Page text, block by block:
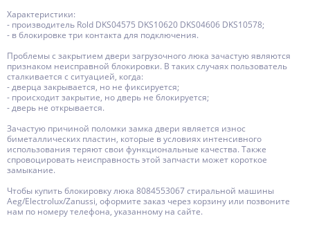
Характеристики:
- производитель Rold DKS04575 DKS10620 DKS04606 DKS10578;
- в блокировке три контакта для подключения.
Проблемы с закрытием двери загрузочного люка зачастую являются
признаком неисправной блокировки. В таких случаях пользователь
сталкивается с ситуацией, когда:
- дверца закрывается, но не фиксируется;
- происходит закрытие, но дверь не блокируется;
- дверь не открывается.
Зачастую причиной поломки замка двери является износ
биметаллических пластин, которые в условиях интенсивного
использования теряют свои функциональные качества. Также
спровоцировать неисправность этой запчасти может короткое
замыкание.
Чтобы купить блокировку люка 8084553067 стиральной машины
Aeg/Electrolux/Zanussi, оформите заказ через корзину или позвоните
нам по номеру телефона, указанному на сайте.